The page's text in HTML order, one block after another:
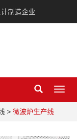
制造企业
> 微波炉生产线